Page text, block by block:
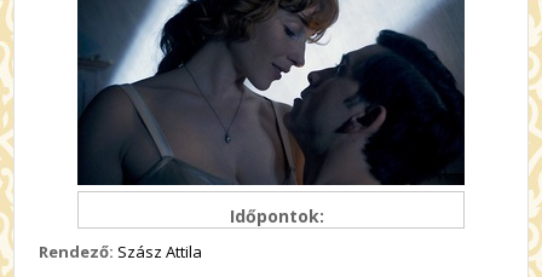
Időpontok:
Rendező: Szász Attila